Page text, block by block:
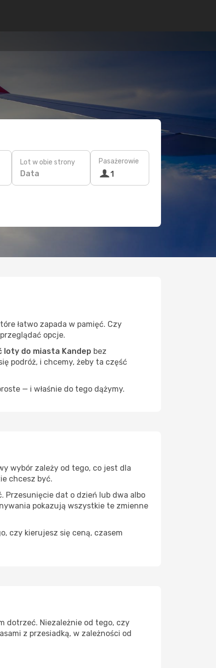
Lot w obie strony
Data
Pasażerowie
1
łatwo zapada w pamięć. Czy
opcje.
loty do miasta Kandep bez
podróż, i chcemy, żeby ta część
— i właśnie do tego dążymy.
wybór zależy od tego, co jest dla
chcesz być.
dat o dzień lub dwa albo
pokazują wszystkie te zmienne
czy kierujesz się ceną, czasem
dotrzeć. Niezależnie od tego, czy
z przesiadką, w zależności od